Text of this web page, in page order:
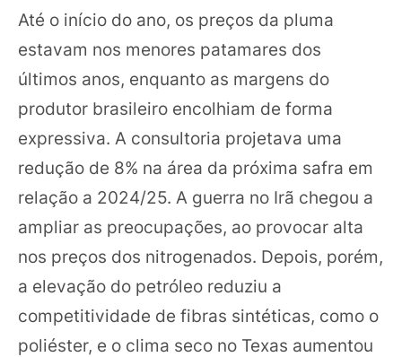
Até o início do ano, os preços da pluma
estavam nos menores patamares dos
últimos anos, enquanto as margens do
produtor brasileiro encolhiam de forma
expressiva. A consultoria projetava uma
redução de 8% na área da próxima safra em
relação a 2024/25. A guerra no Irã chegou a
ampliar as preocupações, ao provocar alta
nos preços dos nitrogenados. Depois, porém,
a elevação do petróleo reduziu a
competitividade de fibras sintéticas, como o
poliéster, e o clima seco no Texas aumentou